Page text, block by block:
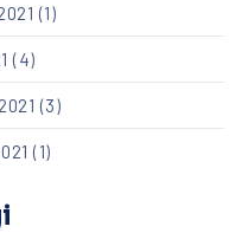
(1)
(4)
(3)
(1)